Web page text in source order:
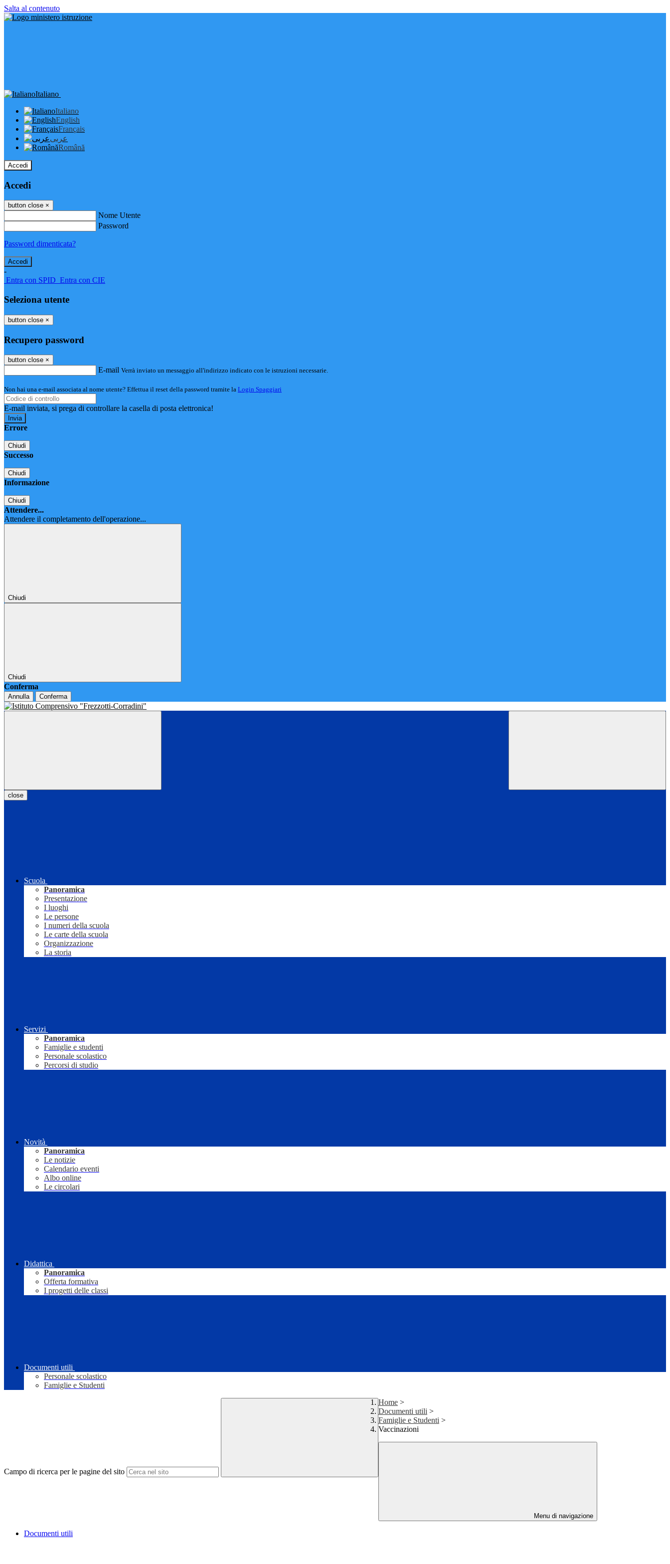
Salta al contenuto
Italiano
Italiano
English
Français
عربى
Română
Accedi
Accedi
button close ×
Nome Utente
Password
Password dimenticata?
-
Entra con SPID Entra con CIE
Seleziona utente
button close ×
Recupero password
button close ×
E-mail Verrà inviato un messaggio all'indirizzo indicato con le istruzioni necessarie.
Non hai una e-mail associata al nome utente? Effettua il reset della password tramite la Login Spaggiari
E-mail inviata, si prega di controllare la casella di posta elettronica!
Errore
Chiudi
Successo
Chiudi
Informazione
Chiudi
Attendere...
Attendere il completamento dell'operazione...
Chiudi
Chiudi
Conferma
Annulla Conferma
close
Scuola
Panoramica
Presentazione
I luoghi
Le persone
I numeri della scuola
Le carte della scuola
Organizzazione
La storia
Servizi
Panoramica
Famiglie e studenti
Personale scolastico
Percorsi di studio
Novità
Panoramica
Le notizie
Calendario eventi
Albo online
Le circolari
Didattica
Panoramica
Offerta formativa
I progetti delle classi
Documenti utili
Personale scolastico
Famiglie e Studenti
Campo di ricerca per le pagine del sito
Home >
Documenti utili >
Famiglie e Studenti >
Vaccinazioni
Menu di navigazione
Documenti utili